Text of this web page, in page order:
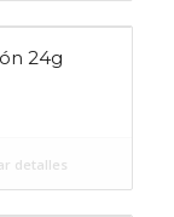
24g
detalles